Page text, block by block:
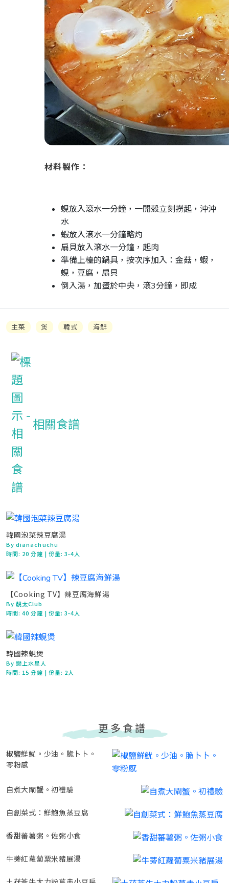
材料製作：
蜆放入滾水一分鐘，一開殼立刻撈起，沖沖
水
蝦放入滾水一分鐘略灼
扇貝放入滾水一分鐘，起肉
準備上檯的鍋具，按次序加入：金菇，蝦，
蜆，豆腐，扇貝
倒入湯，加蛋於中央，滾3分鐘，即成
主菜 煲 韓式 海鮮
相關食譜
韓國泡菜辣豆腐湯
By dianachuchu
時間: 20 分鐘 | 份量: 3-4人
【Cooking TV】辣豆腐海鮮湯
By 靚太Club
時間:40 分鐘 | 份量: 3-4人
韓國辣蜆煲
By 戀上水星人
時間: 15 分鐘 | 份量: 2人
更多食譜
椒鹽鮮魷。少油。脆卜卜。
零粉感
自煮大閘蟹。初禮驗
自創菜式：鮮鮑魚蒸豆腐
香甜蕃薯粥。佐粥小食
牛蒡紅蘿蔔粟米豬展湯